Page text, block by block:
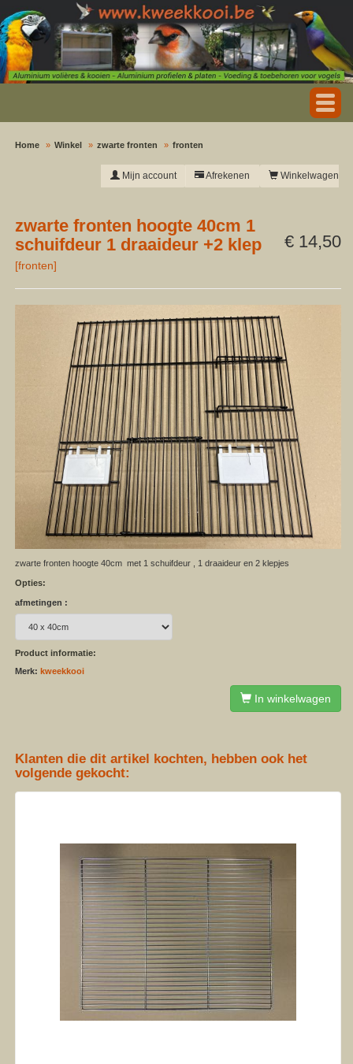
Home Winkel zwarte fronten fronten
Winkelwagen
Afrekenen
Mijn account
€ 14,50
zwarte fronten hoogte 40cm 1
schuifdeur 1 draaideur +2 klep
[fronten]
zwarte fronten hoogte 40cm met 1 schuifdeur , 1 draaideur en 2 klepjes
Opties:
afmetingen :
Product informatie:
Merk:kweekkooi
In winkelwagen
Klanten die dit artikel kochten, hebben ook het
volgende gekocht: